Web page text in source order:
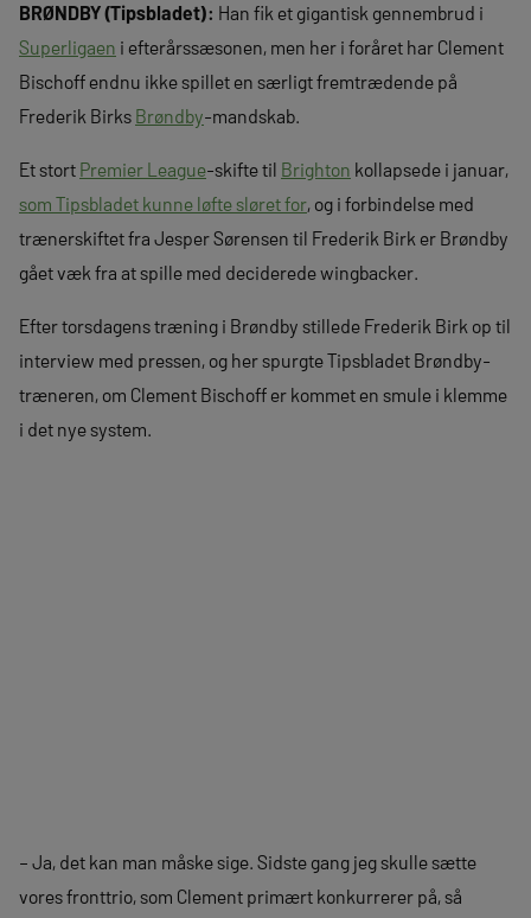
BRØNDBY (Tipsbladet): Han fik et gigantisk gennembrud i
Superligaen i efterårssæsonen, men her i foråret har Clement
Bischoff endnu ikke spillet en særligt fremtrædende på
Frederik Birks Brøndby-mandskab.
Et stort Premier League-skifte til Brighton kollapsede i januar,
som Tipsbladet kunne løfte sløret for, og i forbindelse med
trænerskiftet fra Jesper Sørensen til Frederik Birk er Brøndby
gået væk fra at spille med deciderede wingbacker.
Efter torsdagens træning i Brøndby stillede Frederik Birk op til
interview med pressen, og her spurgte Tipsbladet Brøndby-
træneren, om Clement Bischoff er kommet en smule i klemme
i det nye system.
– Ja, det kan man måske sige. Sidste gang jeg skulle sætte
vores fronttrio, som Clement primært konkurrerer på, så